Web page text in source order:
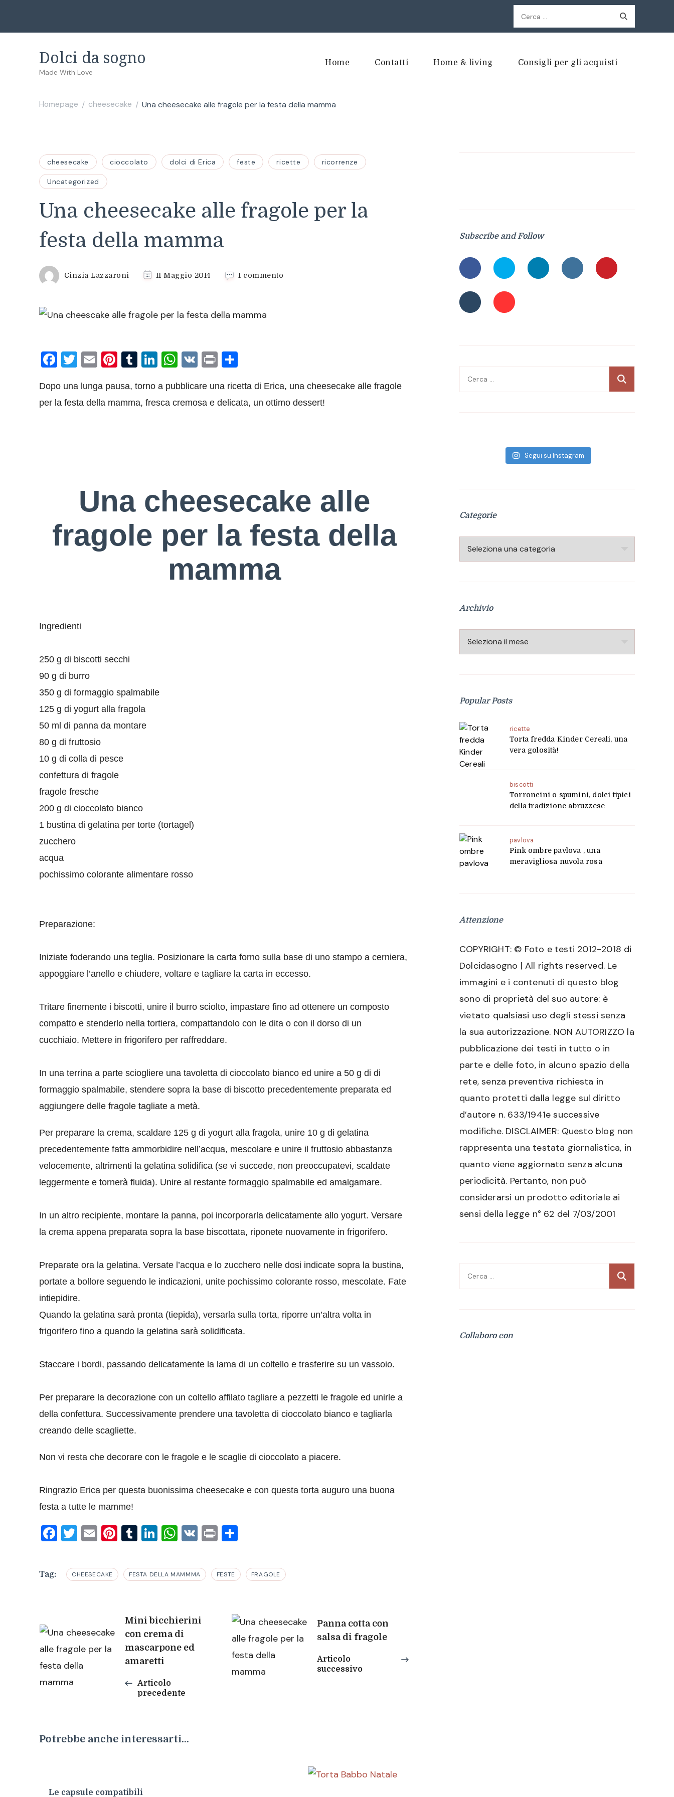
Ricerca
per:
Dolci da sogno
Made With Love
Home Contatti Home & living Consigli per gli acquisti
Homepage / cheesecake / Una cheesecake alle fragole per la festa della mamma
cheesecake cioccolato dolci di Erica feste ricette ricorrenze
Uncategorized
Una cheesecake alle fragole per la
festa della mamma
Cinzia Lazzaroni 11 Maggio 2014 1 commento
Facebook
Twitter
EmailPinterest
Tumblr
LinkedIn
WhatsApp
VK Print
Dopo una lunga pausa, torno a pubblicare una ricetta di Erica, una cheesecake alle fragole
per la festa della mamma, fresca cremosa e delicata, un ottimo dessert!
Una cheesecake alle
fragole per la festa della
mamma
Ingredienti
250 g di biscotti secchi
90 g di burro
350 g di formaggio spalmabile
125 g di yogurt alla fragola
50 ml di panna da montare
80 g di fruttosio
10 g di colla di pesce
confettura di fragole
fragole fresche
200 g di cioccolato bianco
1 bustina di gelatina per torte (tortagel)
zucchero
acqua
pochissimo colorante alimentare rosso
Preparazione:
Iniziate foderando una teglia. Posizionare la carta forno sulla base di uno stampo a cerniera,
appoggiare l’anello e chiudere, voltare e tagliare la carta in eccesso.
Tritare finemente i biscotti, unire il burro sciolto, impastare fino ad ottenere un composto
compatto e stenderlo nella tortiera, compattandolo con le dita o con il dorso di un
cucchiaio. Mettere in frigorifero per raffreddare.
In una terrina a parte sciogliere una tavoletta di cioccolato bianco ed unire a 50 g di di
formaggio spalmabile, stendere sopra la base di biscotto precedentemente preparata ed
aggiungere delle fragole tagliate a metà.
Per preparare la crema, scaldare 125 g di yogurt alla fragola, unire 10 g di gelatina
precedentemente fatta ammorbidire nell’acqua, mescolare e unire il fruttosio abbastanza
velocemente, altrimenti la gelatina solidifica (se vi succede, non preoccupatevi, scaldate
leggermente e tornerà fluida). Unire al restante formaggio spalmabile ed amalgamare.
In un altro recipiente, montare la panna, poi incorporarla delicatamente allo yogurt. Versare
la crema appena preparata sopra la base biscottata, riponete nuovamente in frigorifero.
Preparate ora la gelatina. Versate l’acqua e lo zucchero nelle dosi indicate sopra la bustina,
portate a bollore seguendo le indicazioni, unite pochissimo colorante rosso, mescolate. Fate
intiepidire.
Quando la gelatina sarà pronta (tiepida), versarla sulla torta, riporre un’altra volta in
frigorifero fino a quando la gelatina sarà solidificata.
Staccare i bordi, passando delicatamente la lama di un coltello e trasferire su un vassoio.
Per preparare la decorazione con un coltello affilato tagliare a pezzetti le fragole ed unirle a
della confettura. Successivamente prendere una tavoletta di cioccolato bianco e tagliarla
creando delle scagliette.
Non vi resta che decorare con le fragole e le scaglie di cioccolato a piacere.
Ringrazio Erica per questa buonissima cheesecake e con questa torta auguro una buona
festa a tutte le mamme!
Facebook
Twitter
EmailPinterest
Tumblr
LinkedIn
WhatsApp
VK Print
Tag: CHEESECAKE FESTA DELLA MAMMMA FESTE FRAGOLE
Navigazione
articoli
Mini bicchierini
con crema di
mascarpone ed
amaretti
Articolo
precedente
Panna cotta con
salsa di fragole
Articolo
successivo
Potrebbe anche interessarti...
Le capsule compatibili
Subscribe and Follow
Ricerca
Segui su Instagram
Categorie
Categorie
Archivio
Archivio
Popular Posts
ricette
Torta fredda Kinder Cereali, una
vera golosità!
biscotti
Torroncini o spumini, dolci tipici
della tradizione abruzzese
pavlova
Pink ombre pavlova , una
meravigliosa nuvola rosa
Attenzione
COPYRIGHT: © Foto e testi 2012-2018 di
Dolcidasogno | All rights reserved. Le
immagini e i contenuti di questo blog
sono di proprietà del suo autore: è
vietato qualsiasi uso degli stessi senza
la sua autorizzazione. NON AUTORIZZO la
pubblicazione dei testi in tutto o in
parte e delle foto, in alcuno spazio della
rete, senza preventiva richiesta in
quanto protetti dalla legge sul diritto
d’autore n. 633/1941e successive
modifiche. DISCLAIMER: Questo blog non
rappresenta una testata giornalistica, in
quanto viene aggiornato senza alcuna
periodicità. Pertanto, non può
considerarsi un prodotto editoriale ai
sensi della legge n° 62 del 7/03/2001
Ricerca
Collaboro con